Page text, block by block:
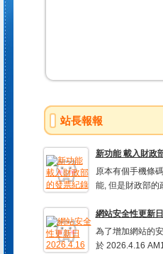
站長報報
新功能 載入財政
原本有個手機條
能, 但是財政部的
網站安全性更新
為了增加網站的
於 2026.4.16